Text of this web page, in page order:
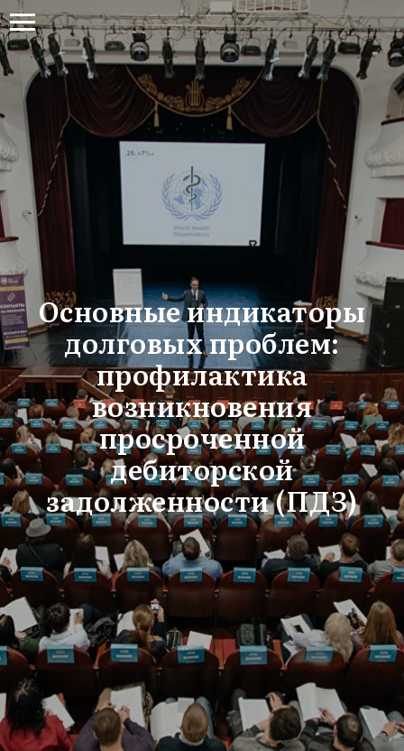
Основные индикаторы
долговых проблем:
профилактика
возникновения
просроченной
дебиторской
задолженности (ПДЗ)